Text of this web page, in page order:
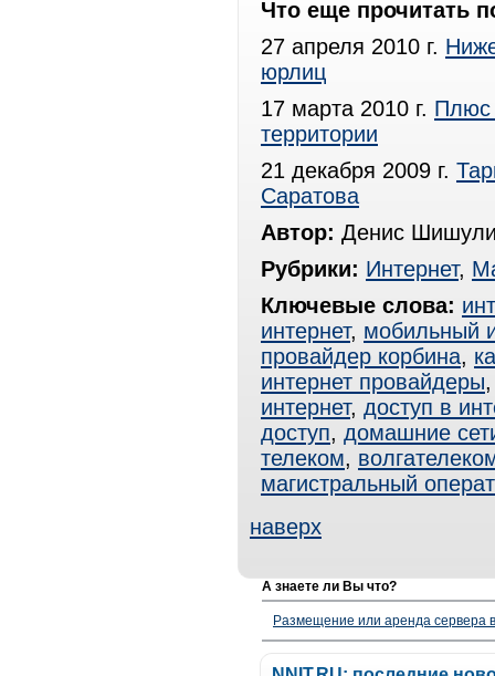
Что еще прочитать
27 апреля 2010 г.
юрлиц
17 марта 2010 г. Плюс
территории
21 декабря 2009 г.
Саратова
Автор: Денис
Рубрики: Интернет,
Ключевые слова:
интернет, мобильный
провайдер корбина,
интернет провайдеры
интернет, доступ в
доступ, домашние
телеком,
магистральный
наверх
А знаете ли Вы что?
Размещение или аренда сервера